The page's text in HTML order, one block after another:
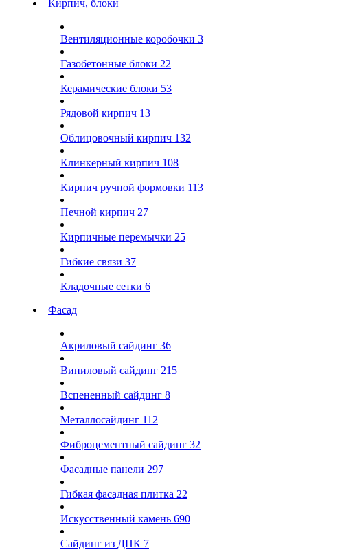
Кирпич, блоки
Вентиляционные коробочки 3
Газобетонные блоки 22
Керамические блоки 53
Рядовой кирпич 13
Облицовочный кирпич 132
Клинкерный кирпич 108
Кирпич ручной формовки 113
Печной кирпич 27
Кирпичные перемычки 25
Гибкие связи 37
Кладочные сетки 6
Фасад
Акриловый сайдинг 36
Виниловый сайдинг 215
Вспененный сайдинг 8
Металлосайдинг 112
Фиброцементный сайдинг 32
Фасадные панели 297
Гибкая фасадная плитка 22
Искусственный камень 690
Сайдинг из ДПК 7